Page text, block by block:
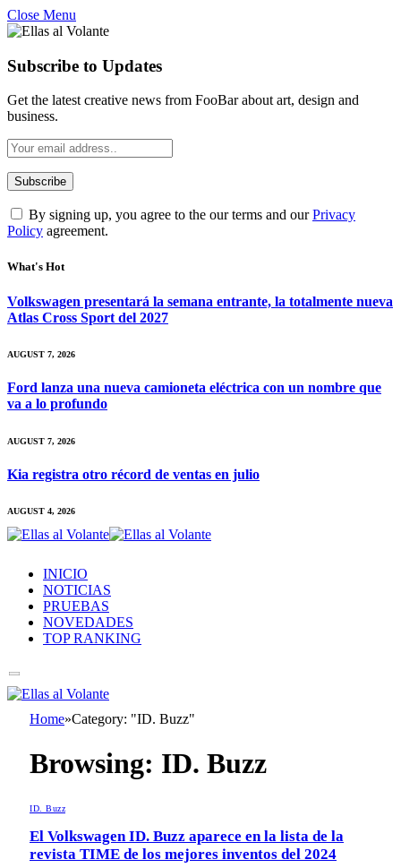
Close Menu
Subscribe to Updates
Get the latest creative news from FooBar about art, design and
business.
By signing up, you agree to the our terms and ourPrivacy
Policy agreement.
What's Hot
Volkswagen presentará la semana entrante, la totalmente nueva
Atlas Cross Sport del 2027
AUGUST 7, 2026
Ford lanza una nueva camioneta eléctrica con un nombre que
va a lo profundo
AUGUST 7, 2026
Kia registra otro récord de ventas en julio
AUGUST 4, 2026
INICIO
NOTICIAS
PRUEBAS
NOVEDADES
TOP RANKING
Home»Category: "ID. Buzz"
Browsing: ID. Buzz
ID. Buzz
El Volkswagen ID. Buzz aparece en la lista de la
revista TIME de los mejores inventos del 2024